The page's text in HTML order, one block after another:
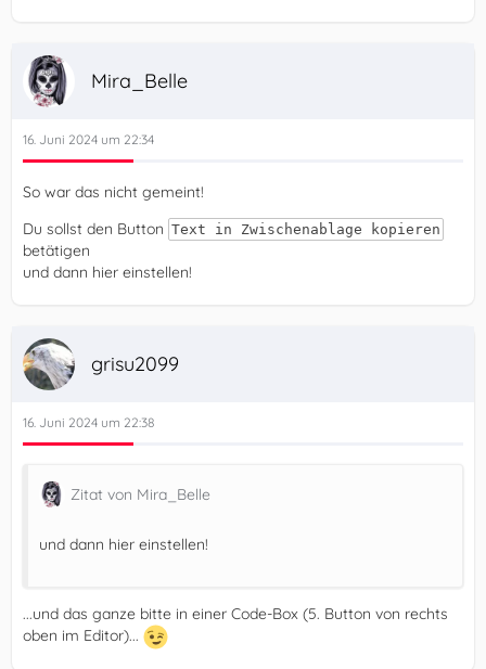
Mira_Belle
16. Juni 2024 um 22:34
So war das nicht gemeint!
Du sollst den Button Text in Zwischenablage kopieren
betätigen
und dann hier einstellen!
grisu2099
16. Juni 2024 um 22:38
Zitat von Mira_Belle
und dann hier einstellen!
...und das ganze bitte in einer Code-Box (5. Button von rechts
oben im Editor)...